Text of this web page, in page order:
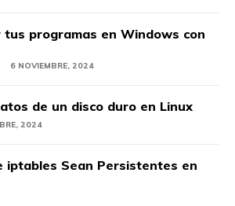
tus programas en Windows con
6 NOVIEMBRE, 2024
de un disco duro en Linux
2024
iptables Sean Persistentes en